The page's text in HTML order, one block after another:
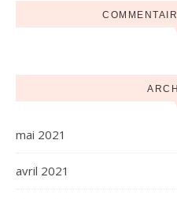
mai 2021
avril 2021